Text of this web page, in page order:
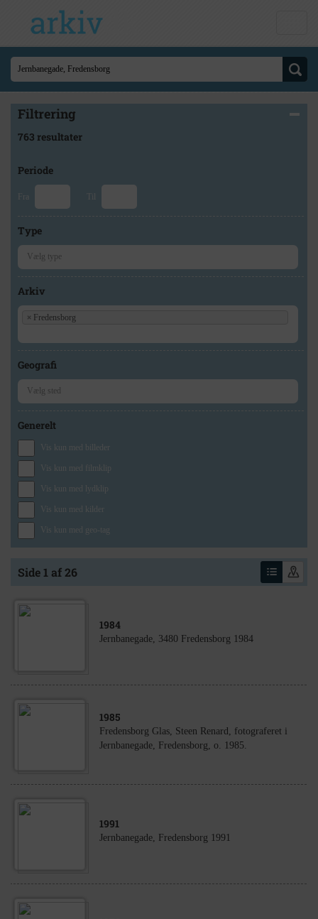
Filtrering
763 resultater
Periode
Fra Til
Type
Arkiv
× Fredensborg
Geografi
Generelt
Vis kun med billeder
Vis kun med filmklip
Vis kun med lydklip
Vis kun med kilder
Vis kun med geo-tag
Side 1 af 26
1984
Jernbanegade, 3480 Fredensborg 1984
1985
Fredensborg Glas, Steen Renard, fotograferet i
Jernbanegade, Fredensborg, o. 1985.
1991
Jernbanegade, Fredensborg 1991